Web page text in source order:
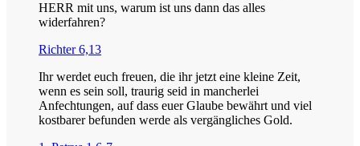
HERR mit uns, warum ist uns dann das alles
widerfahren?
Richter 6,13
Ihr werdet euch freuen, die ihr jetzt eine kleine Zeit,
wenn es sein soll, traurig seid in mancherlei
Anfechtungen, auf dass euer Glaube bewährt und viel
kostbarer befunden werde als vergängliches Gold.